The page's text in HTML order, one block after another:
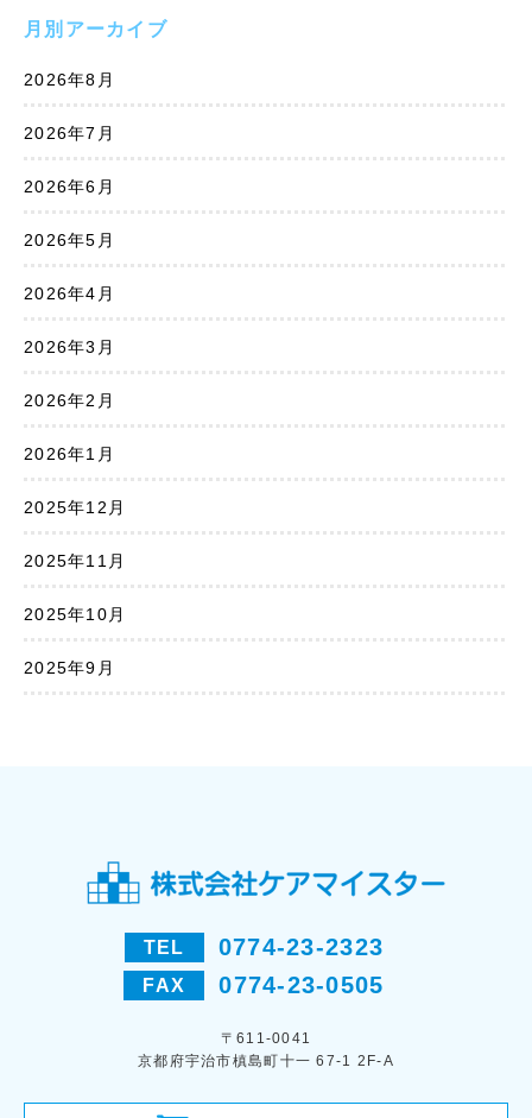
月別アーカイブ
2026年8月
2026年7月
2026年6月
2026年5月
2026年4月
2026年3月
2026年2月
2026年1月
2025年12月
2025年11月
2025年10月
2025年9月
TEL 0774-23-2323
FAX 0774-23-0505
〒611-0041
京都府宇治市槙島町十一 67-1 2F-A